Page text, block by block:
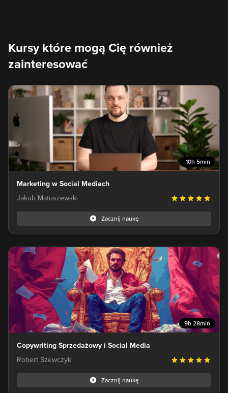
Kursy które mogą Cię również
zainteresować
10h 5min
Marketing w Social Mediach
Jakub Matuszewski
Zacznij naukę
9h 28min
Copywriting Sprzedażowy i Social Media
Robert Szewczyk
Zacznij naukę